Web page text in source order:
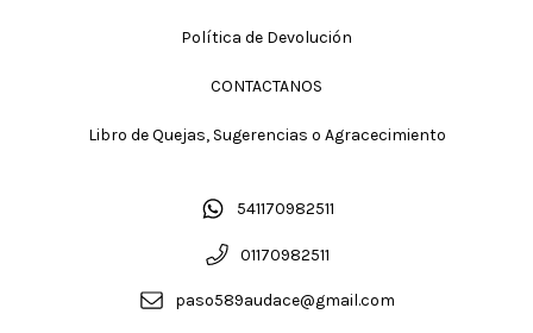
Política de Devolución
CONTACTANOS
Libro de Quejas, Sugerencias o Agracecimiento
541170982511
01170982511
paso589audace@gmail.com